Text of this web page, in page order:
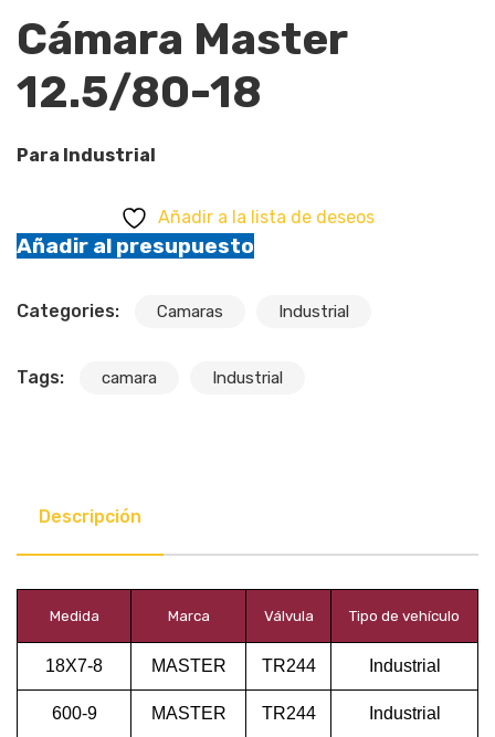
Cámara Master
12.5/80-18
Para Industrial
Añadir a la lista de deseos
Añadir al presupuesto
Categories: Camaras Industrial
Tags: camara Industrial
Descripción
Medida Marca Válvula Tipo de vehículo
18X7-8 MASTER TR244 Industrial
600-9 MASTER TR244 Industrial